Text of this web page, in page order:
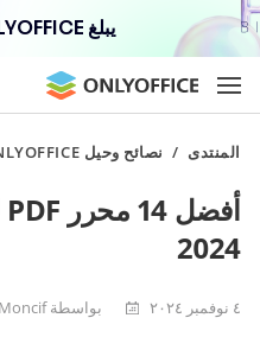
يبلغ ONLYOFFICE عامه الـ16!
المنتدى / نصائح وحيل ONLYOFFICE
2024
٤ نوفمبر ٢٠٢٤ بواسطة Moncif